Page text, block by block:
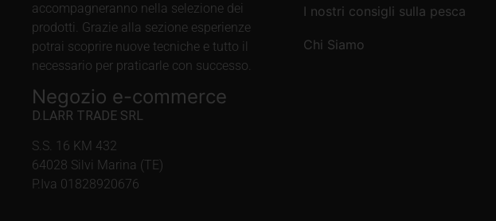
accompagneranno nella selezione dei
prodotti. Grazie alla sezione esperienze
potrai scoprire nuove tecniche e tutto il
necessario per praticarle con successo.
Negozio e-commerce
D.LARR TRADE SRL
S.S. 16 KM 432
64028 Silvi Marina (TE)
P.Iva 01828920676
I nostri consigli sulla pesca
Chi Siamo